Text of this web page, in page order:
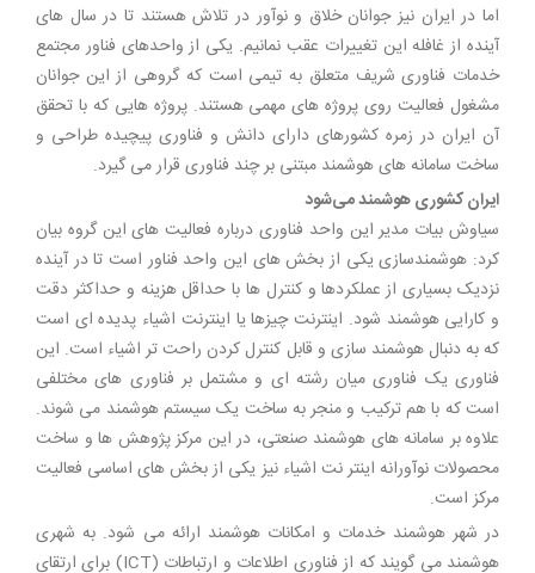
اما در ایران نیز جوانان خلاق و نوآور در تلاش هستند تا در سال های
آینده از غافله این تغییرات عقب نمانیم. یکی از واحدهای فناور مجتمع
خدمات فناوری شریف متعلق به تیمی است که گروهی از این جوانان
مشغول فعالیت روی پروژه‌ های مهمی هستند. پروژه هایی که با تحقق
آن ایران در زمره کشورهای دارای دانش و فناوری پیچیده طراحی و
ساخت سامانه های هوشمند مبتنی بر چند فناوری قرار می گیرد.
ایران کشوری هوشمند می‌شود
سیاوش بیات مدیر این واحد فناوری درباره فعالیت های این گروه بیان
کرد: هوشمندسازی یکی از بخش های این واحد فناور است تا در آینده
نزدیک بسیاری از عملکردها و کنترل ها با حداقل هزینه و حداکثر دقت
و کارایی هوشمند شود. اینترنت چیزها یا اینترنت اشیاء پدیده ای است
که به دنبال هوشمند سازی و قابل کنترل کردن راحت تر اشیاء است. این
فناوری یک فناوری میان رشته ای و مشتمل بر فناوری های مختلفی
است که با هم ترکیب و منجر به ساخت یک سیستم هوشمند می شوند.
علاوه بر سامانه های هوشمند صنعتی، در این مرکز پژوهش ها و ساخت
محصولات نوآورانه اینتر نت اشیاء نیز یکی از بخش های اساسی فعالیت
مرکز است.
در شهر هوشمند خدمات و امکانات هوشمند ارائه می شود. به شهری
هوشمند می گویند که از فناوری اطلاعات و ارتباطات (ICT) برای ارتقای